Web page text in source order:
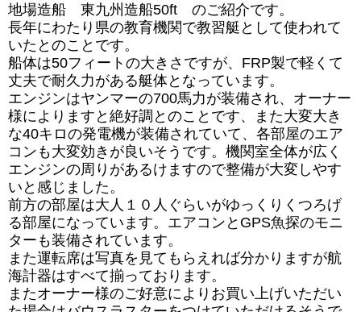
地場造船 東九州造船50ft のご紹介です。
長年にわたり県の教育機関で教習艇として使われて
いたとのことです。
船体は50フィートの大きさですが、FRP製で軽くて
丈夫で耐久力がある艇体となっています。
エンジンはヤンマーの700馬力が装備され、オーナー
様によりますと絶好調とのことです、また大変大き
な40キロの発電機が装備されていて、各部屋のエア
コンも大変効きが良いそうです。機関室全体が広く
エンジンの周りがあるけますので整備が大変しやす
いと感じました。
前方の部屋は大人１０人ぐらいがゆっくりくつろげ
る部屋になっています。エアコンとGPS魚探のモニ
ターも装備されています。
また運転席は写真を見てもらえれば分かりますが航
海計器はすべて揃っております。
またオーナー様のご好意によりお買い上げいただい